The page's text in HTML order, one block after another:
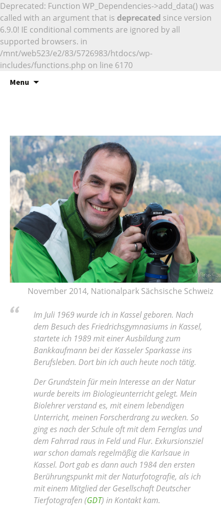
Deprecated: Function WP_Dependencies->add_data() was
called with an argument that is deprecated since version
6.9.0! IE conditional comments are ignored by all
supported browsers. in
/mnt/web523/e2/83/5726983/htdocs/wp-
includes/functions.php on line 6170
Marcus Siebert –
Naturfotografie
Menu
November 2014, Nationalpark Sächsische Schweiz
Im Juli 1969 wurde ich in Kassel geboren. Nach
dem Besuch des Friedrichsgymnasiums in Kassel,
startete ich 1989 mit einer Ausbildung zum
Bankkaufmann bei der Kasseler Sparkasse ins
Berufsleben. Dort bin ich auch heute noch tätig.
Der Grundstein für mein Interesse an der Natur
wurde bereits im Biologieunterricht gelegt. Mein
Biolehrer verstand es, mit einem lebendigen
Unterricht, meinen Forscherdrang zu wecken. So
ging es nach der Schule oft mit dem Fernglas und
dem Fahrrad raus in Feld und Flur. Exkursionsziel
war schon damals regelmäßig die Karlsaue in
Kassel. Dort gab es dann auch 1984 den ersten
Berührungspunkt mit der Naturfotografie, als ich
mit einem Mitglied der Gesellschaft Deutscher
Tierfotografen (GDT) in Kontakt kam.